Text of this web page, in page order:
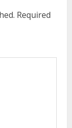
Required